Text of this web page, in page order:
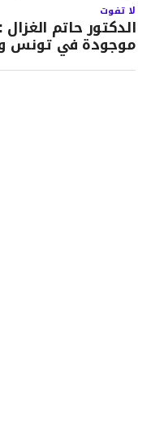
لا تفوت
الدكتور حاتم
موجودة في تونس